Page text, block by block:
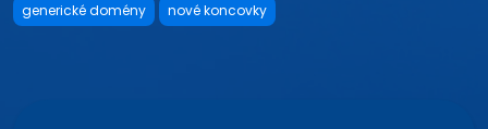
generické domény nové koncovky